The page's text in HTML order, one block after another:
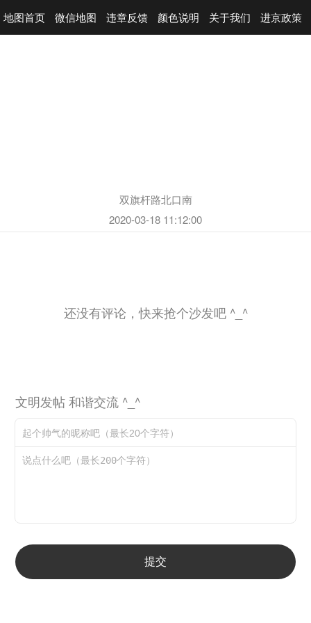
地图首页 微信地图 违章反馈 颜色说明 关于我们 进京政策
双旗杆路北口南
2020-03-18 11:12:00
还没有评论，快来抢个沙发吧 ^_^
文明发帖 和谐交流 ^_^
提交